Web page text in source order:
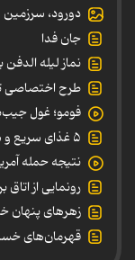
دورود،
جان فدا
نماز لیله
طرح اختصاصی
فومو؛ غول
۵ غذای سریع و سالم برای طبیعت‌گردی
نتیجه حمله
رونمایی از
زهرهای پنهان
قهرمان‌های